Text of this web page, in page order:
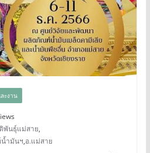
ะงาน
พันธุ์แม่สาย,
ำมันฯ,อ.แม่สาย